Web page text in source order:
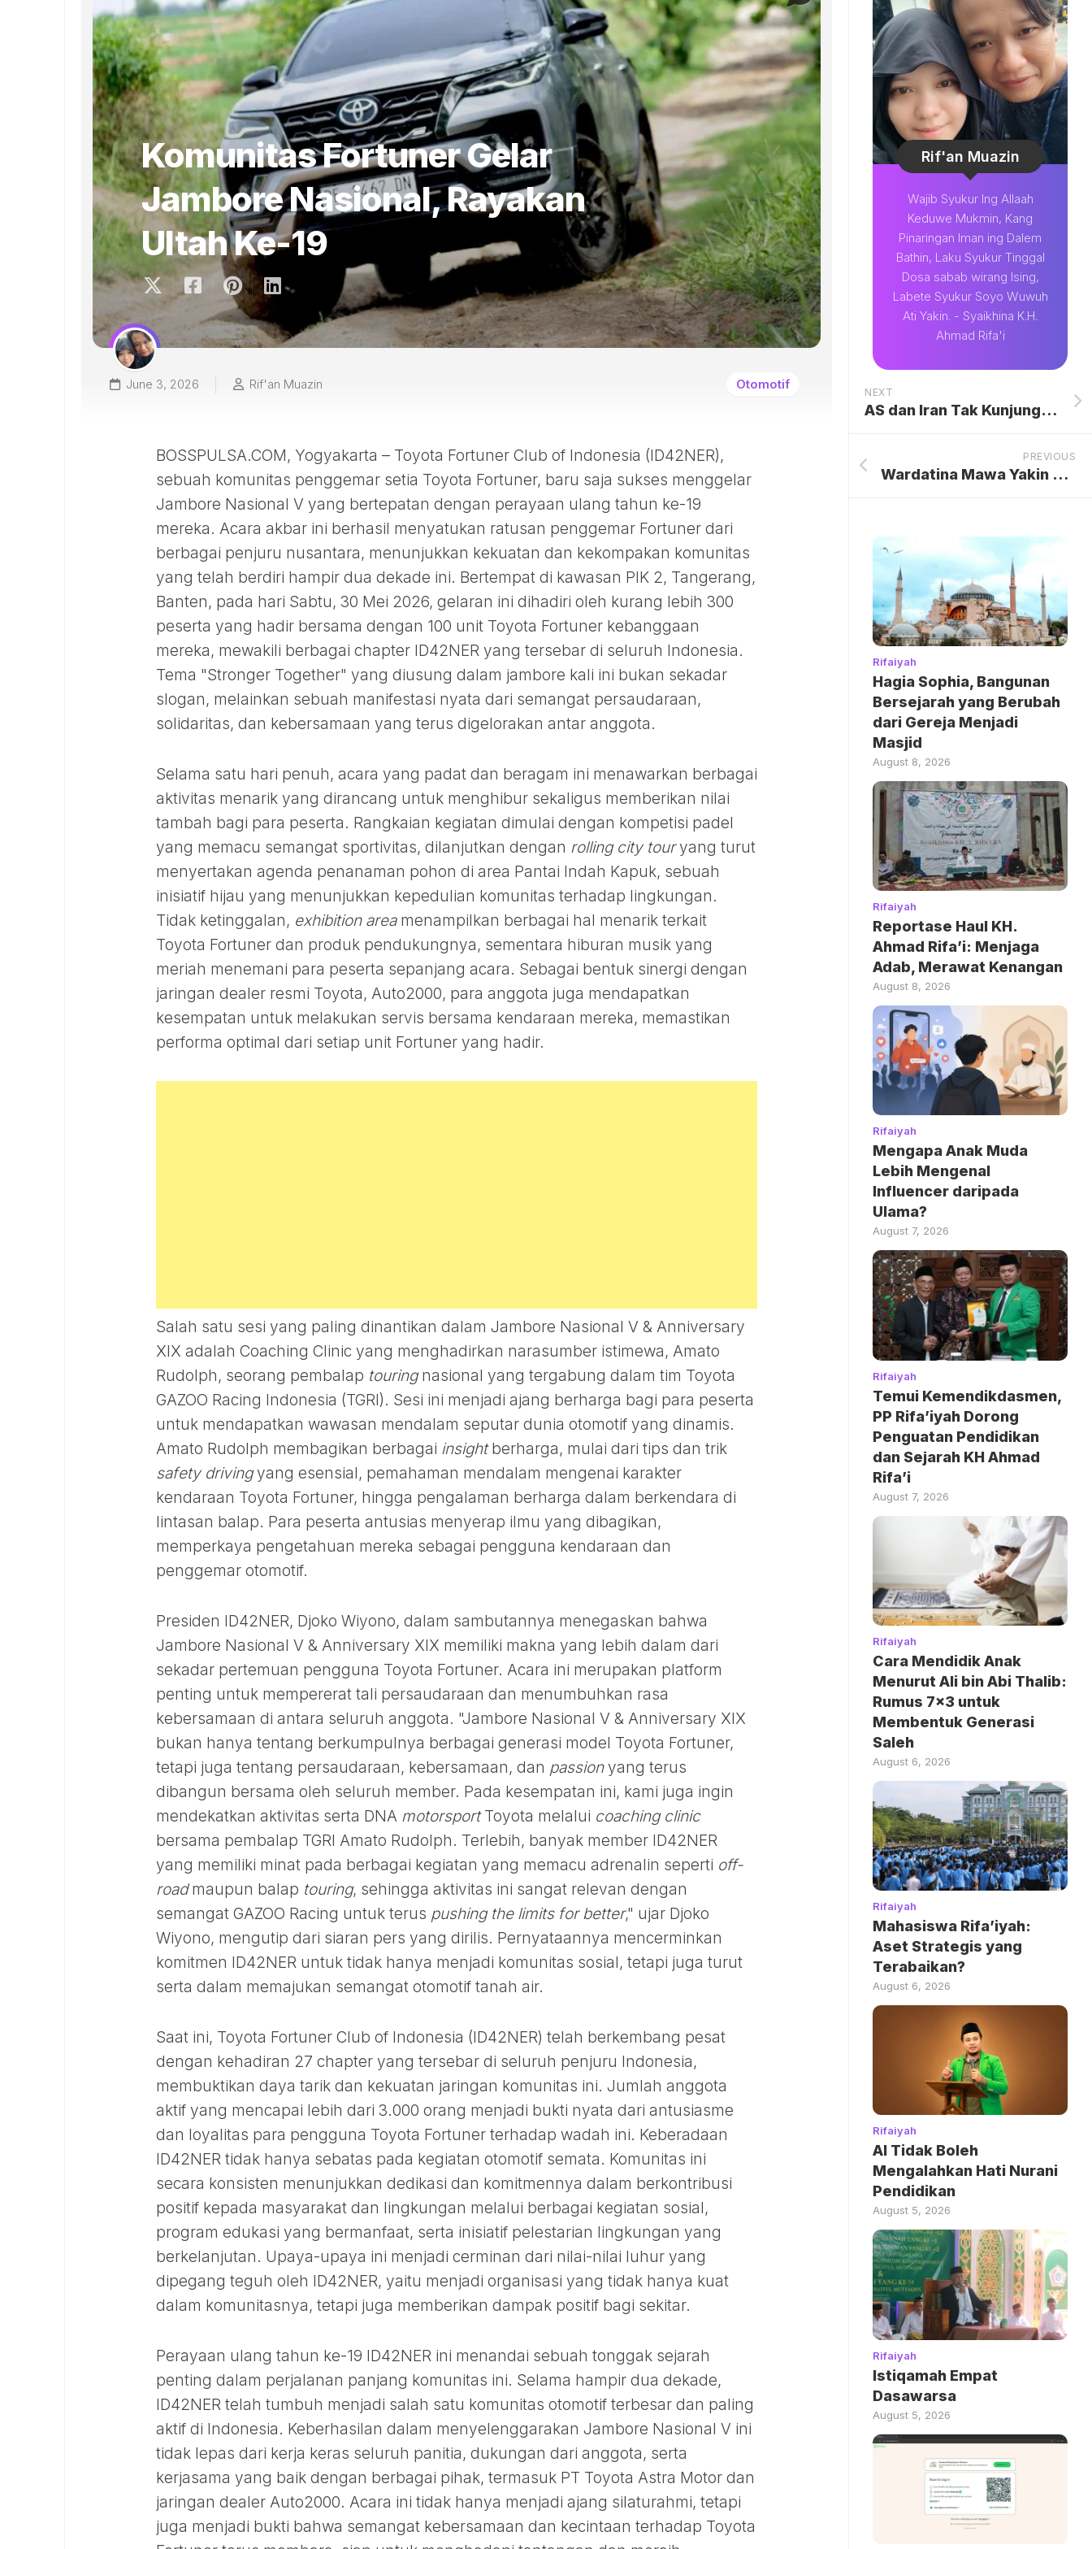
Komunitas Fortuner Gelar
Jambore Nasional, Rayakan
Ultah Ke-19
June 3, 2026 Rif'an Muazin Otomotif
BOSSPULSA.COM, Yogyakarta – Toyota Fortuner Club of Indonesia (ID42NER),
sebuah komunitas penggemar setia Toyota Fortuner, baru saja sukses menggelar
Jambore Nasional V yang bertepatan dengan perayaan ulang tahun ke-19
mereka. Acara akbar ini berhasil menyatukan ratusan penggemar Fortuner dari
berbagai penjuru nusantara, menunjukkan kekuatan dan kekompakan komunitas
yang telah berdiri hampir dua dekade ini. Bertempat di kawasan PIK 2, Tangerang,
Banten, pada hari Sabtu, 30 Mei 2026, gelaran ini dihadiri oleh kurang lebih 300
peserta yang hadir bersama dengan 100 unit Toyota Fortuner kebanggaan
mereka, mewakili berbagai chapter ID42NER yang tersebar di seluruh Indonesia.
Tema "Stronger Together" yang diusung dalam jambore kali ini bukan sekadar
slogan, melainkan sebuah manifestasi nyata dari semangat persaudaraan,
solidaritas, dan kebersamaan yang terus digelorakan antar anggota.
Selama satu hari penuh, acara yang padat dan beragam ini menawarkan berbagai
aktivitas menarik yang dirancang untuk menghibur sekaligus memberikan nilai
tambah bagi para peserta. Rangkaian kegiatan dimulai dengan kompetisi padel
yang memacu semangat sportivitas, dilanjutkan dengan rolling city touryang turut
menyertakan agenda penanaman pohon di area Pantai Indah Kapuk, sebuah
inisiatif hijau yang menunjukkan kepedulian komunitas terhadap lingkungan.
Tidak ketinggalan, exhibition areamenampilkan berbagai hal menarik terkait
Toyota Fortuner dan produk pendukungnya, sementara hiburan musik yang
meriah menemani para peserta sepanjang acara. Sebagai bentuk sinergi dengan
jaringan dealer resmi Toyota, Auto2000, para anggota juga mendapatkan
kesempatan untuk melakukan servis bersama kendaraan mereka, memastikan
performa optimal dari setiap unit Fortuner yang hadir.
Salah satu sesi yang paling dinantikan dalam Jambore Nasional V & Anniversary
XIX adalah Coaching Clinic yang menghadirkan narasumber istimewa, Amato
Rudolph, seorang pembalap touringnasional yang tergabung dalam tim Toyota
GAZOO Racing Indonesia (TGRI). Sesi ini menjadi ajang berharga bagi para peserta
untuk mendapatkan wawasan mendalam seputar dunia otomotif yang dinamis.
Amato Rudolph membagikan berbagai insightberharga, mulai dari tips dan trik
safety drivingyang esensial, pemahaman mendalam mengenai karakter
kendaraan Toyota Fortuner, hingga pengalaman berharga dalam berkendara di
lintasan balap. Para peserta antusias menyerap ilmu yang dibagikan,
memperkaya pengetahuan mereka sebagai pengguna kendaraan dan
penggemar otomotif.
Presiden ID42NER, Djoko Wiyono, dalam sambutannya menegaskan bahwa
Jambore Nasional V & Anniversary XIX memiliki makna yang lebih dalam dari
sekadar pertemuan pengguna Toyota Fortuner. Acara ini merupakan platform
penting untuk mempererat tali persaudaraan dan menumbuhkan rasa
kebersamaan di antara seluruh anggota. "Jambore Nasional V & Anniversary XIX
bukan hanya tentang berkumpulnya berbagai generasi model Toyota Fortuner,
tetapi juga tentang persaudaraan, kebersamaan, dan passionyang terus
dibangun bersama oleh seluruh member. Pada kesempatan ini, kami juga ingin
mendekatkan aktivitas serta DNA motorsportToyota melalui coaching clinic
bersama pembalap TGRI Amato Rudolph. Terlebih, banyak member ID42NER
yang memiliki minat pada berbagai kegiatan yang memacu adrenalin seperti off-
roadmaupun balap touring, sehingga aktivitas ini sangat relevan dengan
semangat GAZOO Racing untuk terus pushing the limits for better," ujar Djoko
Wiyono, mengutip dari siaran pers yang dirilis. Pernyataannya mencerminkan
komitmen ID42NER untuk tidak hanya menjadi komunitas sosial, tetapi juga turut
serta dalam memajukan semangat otomotif tanah air.
Saat ini, Toyota Fortuner Club of Indonesia (ID42NER) telah berkembang pesat
dengan kehadiran 27 chapter yang tersebar di seluruh penjuru Indonesia,
membuktikan daya tarik dan kekuatan jaringan komunitas ini. Jumlah anggota
aktif yang mencapai lebih dari 3.000 orang menjadi bukti nyata dari antusiasme
dan loyalitas para pengguna Toyota Fortuner terhadap wadah ini. Keberadaan
ID42NER tidak hanya sebatas pada kegiatan otomotif semata. Komunitas ini
secara konsisten menunjukkan dedikasi dan komitmennya dalam berkontribusi
positif kepada masyarakat dan lingkungan melalui berbagai kegiatan sosial,
program edukasi yang bermanfaat, serta inisiatif pelestarian lingkungan yang
berkelanjutan. Upaya-upaya ini menjadi cerminan dari nilai-nilai luhur yang
dipegang teguh oleh ID42NER, yaitu menjadi organisasi yang tidak hanya kuat
dalam komunitasnya, tetapi juga memberikan dampak positif bagi sekitar.
Perayaan ulang tahun ke-19 ID42NER ini menandai sebuah tonggak sejarah
penting dalam perjalanan panjang komunitas ini. Selama hampir dua dekade,
ID42NER telah tumbuh menjadi salah satu komunitas otomotif terbesar dan paling
aktif di Indonesia. Keberhasilan dalam menyelenggarakan Jambore Nasional V ini
tidak lepas dari kerja keras seluruh panitia, dukungan dari anggota, serta
kerjasama yang baik dengan berbagai pihak, termasuk PT Toyota Astra Motor dan
jaringan dealer Auto2000. Acara ini tidak hanya menjadi ajang silaturahmi, tetapi
juga menjadi bukti bahwa semangat kebersamaan dan kecintaan terhadap Toyota
Rif'an Muazin
Wajib Syukur Ing Allaah
Keduwe Mukmin, Kang
Pinaringan Iman ing Dalem
Bathin, Laku Syukur Tinggal
Dosa sabab wirang Ising,
Labete Syukur Soyo Wuwuh
Ati Yakin. - Syaikhina K.H.
Ahmad Rifa'i
NEXT
AS dan Iran Tak Kunjung Damai, Trump Ingin Ketemu Mojtaba Khamenei
PREVIOUS
Wardatina Mawa Yakin Cerai, Tolak Restorative Justice dari Pihak Insanul dan Inara Rusli
Rifaiyah
Hagia Sophia, Bangunan
Bersejarah yang Berubah
dari Gereja Menjadi
Masjid
August 8, 2026
Rifaiyah
Reportase Haul KH.
Ahmad Rifa’i: Menjaga
Adab, Merawat Kenangan
August 8, 2026
Rifaiyah
Mengapa Anak Muda
Lebih Mengenal
Influencer daripada
Ulama?
August 7, 2026
Rifaiyah
Temui Kemendikdasmen,
PP Rifa’iyah Dorong
Penguatan Pendidikan
dan Sejarah KH Ahmad
Rifa’i
August 7, 2026
Rifaiyah
Cara Mendidik Anak
Menurut Ali bin Abi Thalib:
Rumus 7×3 untuk
Membentuk Generasi
Saleh
August 6, 2026
Rifaiyah
Mahasiswa Rifa’iyah:
Aset Strategis yang
Terabaikan?
August 6, 2026
Rifaiyah
AI Tidak Boleh
Mengalahkan Hati Nurani
Pendidikan
August 5, 2026
Rifaiyah
Istiqamah Empat
Dasawarsa
August 5, 2026